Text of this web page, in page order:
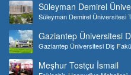
Süleyman Demirel
Süleyman Demirel Üniversitesi
Gaziantep Üniversitesi
Gaziantep Üniversitesi Diş
Meşhur Tostçu İsmail